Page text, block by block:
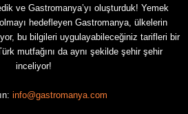
ve Gastromanya’yı oluşturduk! Yemek
hedefleyen Gastromanya, ülkelerin
bu bilgileri uygulayabileceğiniz tarifleri bir
mutfağını da aynı şekilde şehir şehir
inceliyor!
info@gastromanya.com